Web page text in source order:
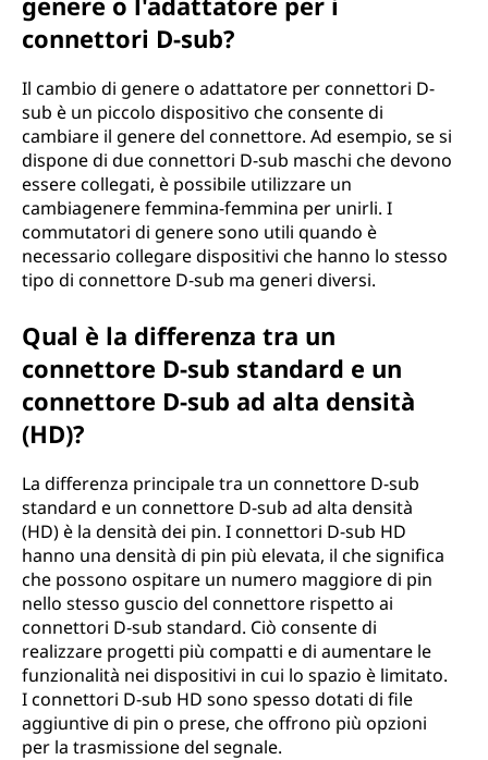
connettori D-sub?
Il cambio di genere o adattatore per connettori D-
sub è un piccolo dispositivo che consente di
cambiare il genere del connettore. Ad esempio, se si
dispone di due connettori D-sub maschi che devono
essere collegati, è possibile utilizzare un
cambiagenere femmina-femmina per unirli. I
commutatori di genere sono utili quando è
necessario collegare dispositivi che hanno lo stesso
tipo di connettore D-sub ma generi diversi.
Qual è la differenza tra un
connettore D-sub standard e un
connettore D-sub ad alta densità
(HD)?
La differenza principale tra un connettore D-sub
standard e un connettore D-sub ad alta densità
(HD) è la densità dei pin. I connettori D-sub HD
hanno una densità di pin più elevata, il che significa
che possono ospitare un numero maggiore di pin
nello stesso guscio del connettore rispetto ai
connettori D-sub standard. Ciò consente di
realizzare progetti più compatti e di aumentare le
funzionalità nei dispositivi in cui lo spazio è limitato.
I connettori D-sub HD sono spesso dotati di file
aggiuntive di pin o prese, che offrono più opzioni
per la trasmissione del segnale.